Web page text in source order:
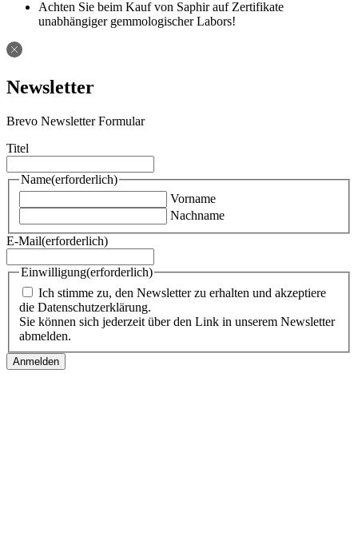
Achten Sie beim Kauf von Saphir auf Zertifikate
unabhängiger gemmologischer Labors!
Newsletter
Brevo Newsletter Formular
Titel
Name(erforderlich)
Vorname
Nachname
E-Mail(erforderlich)
Einwilligung(erforderlich)
Ich stimme zu, den Newsletter zu erhalten und akzeptiere
die Datenschutzerklärung.
Sie können sich jederzeit über den Link in unserem Newsletter
abmelden.